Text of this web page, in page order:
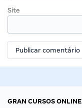
Site
GRAN CURSOS ONLINE